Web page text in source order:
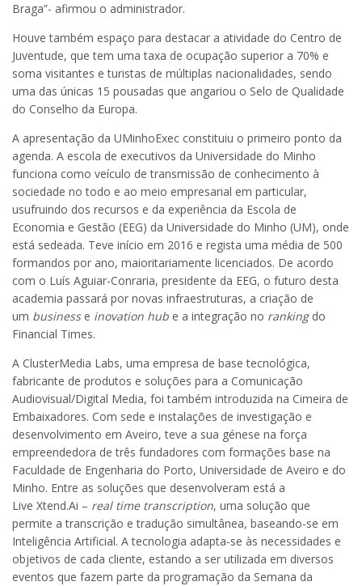
Braga”- afirmou o administrador.
Houve também espaço para destacar a atividade do Centro de
Juventude, que tem uma taxa de ocupação superior a 70% e
soma visitantes e turistas de múltiplas nacionalidades, sendo
uma das únicas 15 pousadas que angariou o Selo de Qualidade
do Conselho da Europa.
A apresentação da UMinhoExec constituiu o primeiro ponto da
agenda. A escola de executivos da Universidade do Minho
funciona como veículo de transmissão de conhecimento à
sociedade no todo e ao meio empresarial em particular,
usufruindo dos recursos e da experiência da Escola de
Economia e Gestão (EEG) da Universidade do Minho (UM), onde
está sedeada. Teve início em 2016 e regista uma média de 500
formandos por ano, maioritariamente licenciados. De acordo
com o Luís Aguiar-Conraria, presidente da EEG, o futuro desta
academia passará por novas infraestruturas, a criação de
um business e inovation hub e a integração no rankingdo
Financial Times.
A ClusterMedia Labs, uma empresa de base tecnológica,
fabricante de produtos e soluções para a Comunicação
Audiovisual/Digital Media, foi também introduzida na Cimeira de
Embaixadores. Com sede e instalações de investigação e
desenvolvimento em Aveiro, teve a sua génese na força
empreendedora de três fundadores com formações base na
Faculdade de Engenharia do Porto, Universidade de Aveiro e do
Minho. Entre as soluções que desenvolveram está a
Live Xtend.Ai – real time transcription, uma solução que
permite a transcrição e tradução simultânea, baseando-se em
Inteligência Artificial. A tecnologia adapta-se às necessidades e
objetivos de cada cliente, estando a ser utilizada em diversos
eventos que fazem parte da programação da Semana da